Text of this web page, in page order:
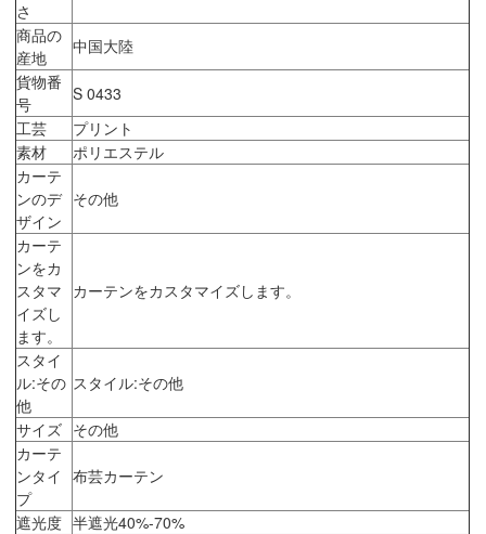
さ
商品の
産地
中国大陸
貨物番
号
S 0433
工芸
プリント
素材
ポリエステル
カーテ
ンのデ
ザイン
その他
カーテ
ンをカ
スタマ
イズし
ます。
カーテンをカスタマイズします。
スタイ
ル:その
他
スタイル:その他
サイズ その他
カーテ
ンタイ
プ
布芸カーテン
遮光度 半遮光40%-70%